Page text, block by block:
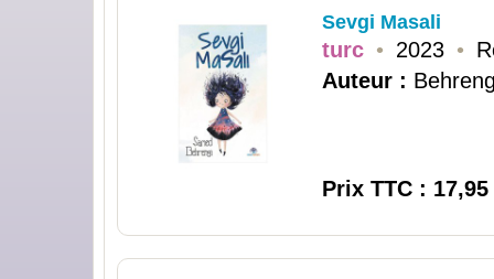
Sevgi Masali
turc • 2023 •
Auteur :
Prix TTC : 17,95